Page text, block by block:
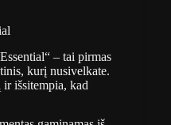
– tai pirmas
kurį nusivelkate.
ir išsitempia, kad